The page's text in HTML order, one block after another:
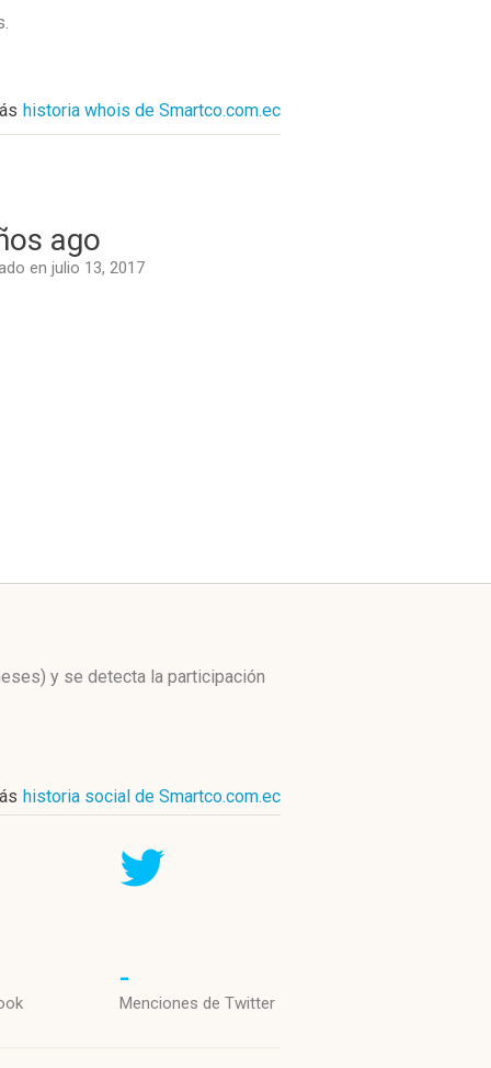
.
historia whois de Smartco.com.ec
ago
en julio 13, 2017
y se detecta la participación
historia social de Smartco.com.ec
-
Menciones de Twitter